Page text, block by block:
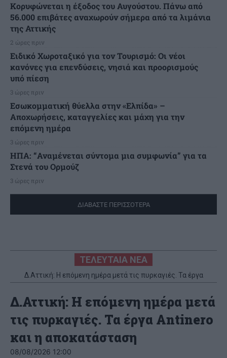
Κορυφώνεται η έξοδος του Αυγούστου. Πάνω από
56.000 επιβάτες αναχωρούν σήμερα από τα λιμάνια
της Αττικής
2 ώρες πριν
Ειδικό Χωροταξικό για τον Τουρισμό: Οι νέοι
κανόνες για επενδύσεις, νησιά και προορισμούς
υπό πίεση
3 ώρες πριν
Εσωκομματική θύελλα στην «Ελπίδα» –
Αποχωρήσεις, καταγγελίες και μάχη για την
επόμενη ημέρα
3 ώρες πριν
ΗΠΑ: “Αναμένεται σύντομα μια συμφωνία” για τα
Στενά του Ορμούζ
3 ώρες πριν
ΔΙΑΒΑΣΤΕ ΠΕΡΙΣΣΟΤΕΡΑ